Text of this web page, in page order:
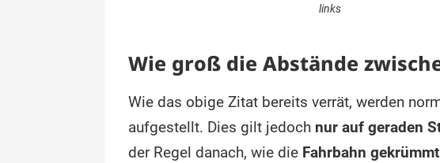
links
Wie groß die Abstände
Wie das obige Zitat bereits verrät, werden
aufgestellt. Dies gilt jedoch nur auf geraden
der Regel danach, wie die Fahrbahn gekrümmt